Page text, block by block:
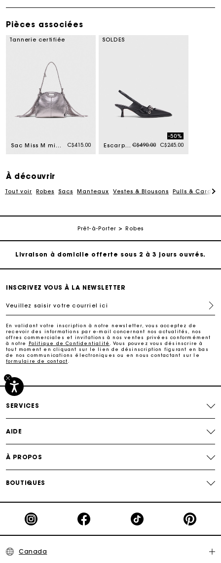
Pièces associées
Tannerie certifiée
Sac Miss M micro en cuir métallisé C$415.00
SOLDES
Escarpins en cuir à bride et œillets Price reduced from
C$490.00to
-50%
C$245.00
À découvrir
Tout voir Robes Sacs Manteaux Vestes & Blousons Pulls &
Prêt-à-Porter Robes
Suivi de commande
Livraison à domicile offerte sous 2 à 3 jours ouvrés.
Suivi de commande
Livraison à domicile offerte sous 2 à 3 jours ouvrés.
INSCRIVEZ VOUS À LA NEWSLETTER
Veuillez saisir votre courriel ici
En validant votre inscription à notre newsletter, vous acceptez de
recevoir des informations par e-mail concernant nos actualités, nos
offres commerciales et invitations à nos ventes privées conformément
à notre
Politique de Confidentialité
. Vous pouvez vous désinscrire à
tout moment en cliquant sur le lien de désinscription figurant en bas
de nos communications électroniques ou en nous contactant sur le
formulaire de contact
SERVICES
AIDE
À PROPOS
BOUTIQUES
Canada